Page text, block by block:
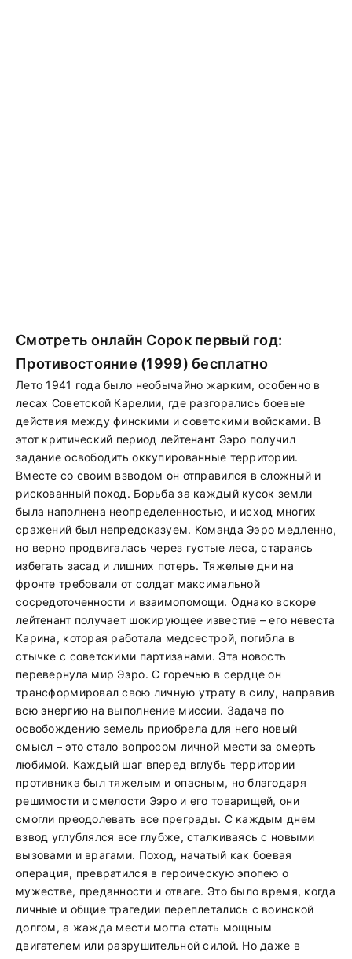
Смотреть онлайн Сорок первый год:
Противостояние (1999) бесплатно
Лето 1941 года было необычайно жарким, особенно в
лесах Советской Карелии, где разгорались боевые
действия между финскими и советскими войсками. В
этот критический период лейтенант Ээро получил
задание освободить оккупированные территории.
Вместе со своим взводом он отправился в сложный и
рискованный поход. Борьба за каждый кусок земли
была наполнена неопределенностью, и исход многих
сражений был непредсказуем. Команда Ээро медленно,
но верно продвигалась через густые леса, стараясь
избегать засад и лишних потерь. Тяжелые дни на
фронте требовали от солдат максимальной
сосредоточенности и взаимопомощи. Однако вскоре
лейтенант получает шокирующее известие – его невеста
Карина, которая работала медсестрой, погибла в
стычке с советскими партизанами. Эта новость
перевернула мир Ээро. С горечью в сердце он
трансформировал свою личную утрату в силу, направив
всю энергию на выполнение миссии. Задача по
освобождению земель приобрела для него новый
смысл – это стало вопросом личной мести за смерть
любимой. Каждый шаг вперед вглубь территории
противника был тяжелым и опасным, но благодаря
решимости и смелости Ээро и его товарищей, они
смогли преодолевать все преграды. С каждым днем
взвод углублялся все глубже, сталкиваясь с новыми
вызовами и врагами. Поход, начатый как боевая
операция, превратился в героическую эпопею о
мужестве, преданности и отваге. Это было время, когда
личные и общие трагедии переплетались с воинской
долгом, а жажда мести могла стать мощным
двигателем или разрушительной силой. Но даже в